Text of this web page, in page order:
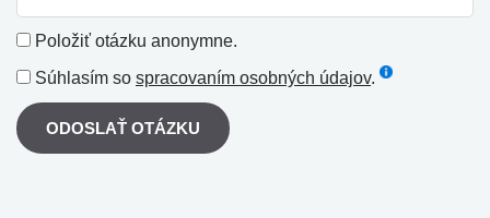
Položiť otázku anonymne.
Súhlasím so spracovaním osobných údajov.
ODOSLAŤ OTÁZKU